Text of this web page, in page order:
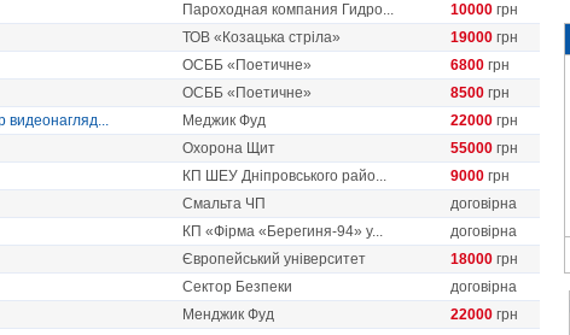
Пароходная компания Гидро... 10000 грн
ТОВ «Козацька стріла» 19000 грн
ОСББ «Поетичне» 6800 грн
ОСББ «Поетичне» 8500 грн
видеонагляд...
Меджик Фуд 22000 грн
Охорона Щит 55000 грн
КП ШЕУ Дніпровського райо... 9000 грн
Смальта ЧП
договірна
КП «Фірма «Берегиня-94» у...
договірна
Європейський університет 18000 грн
Сектор Безпеки
договірна
Менджик Фуд 22000 грн